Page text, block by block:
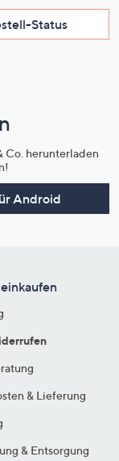
Status
Co. herunterladen
Android
& Lieferung
& Entsorgung